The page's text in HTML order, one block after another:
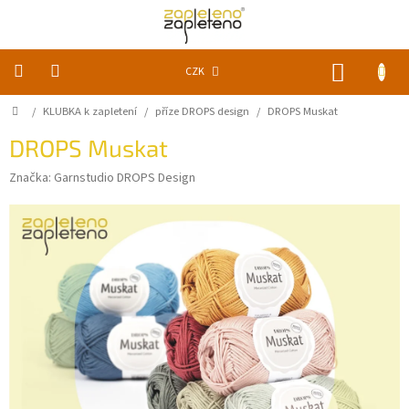
CZK
KLUBKA
zapletení
Pomůcky
Doplňky
Vychytávky
Domů
/ KLUBKA k zapletení / příze DROPS design / DROPS Muskat
DROPS Muskat
Značka: Garnstudio DROPS Design